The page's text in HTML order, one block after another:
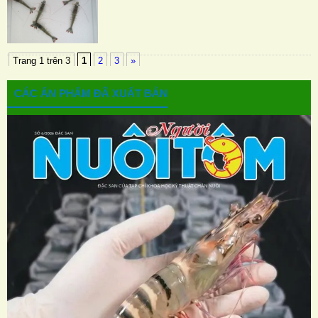
Trang 1 trên 3 1 2 3 »
CÁC ẤN PHẨM ĐÃ XUẤT BẢN